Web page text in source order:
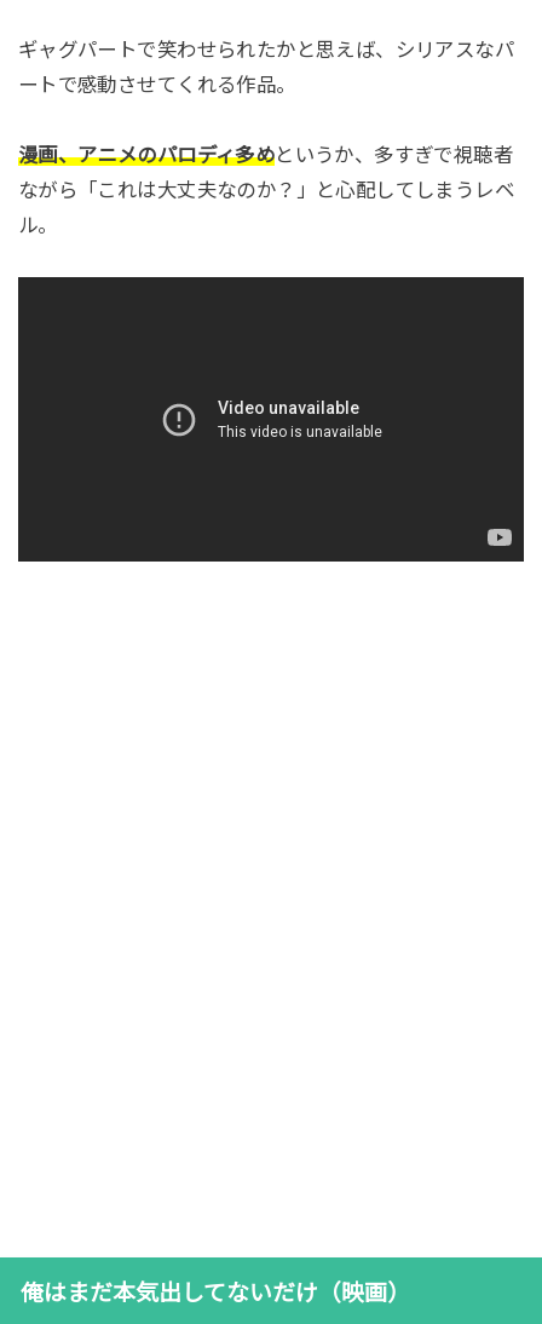
ギャグパートで笑わせられたかと思えば、シリアスなパ
ートで感動させてくれる作品。
漫画、アニメのパロディ多めというか、多すぎで視聴者
ながら「これは大丈夫なのか？」と心配してしまうレベ
ル。
俺はまだ本気出してないだけ（映画）